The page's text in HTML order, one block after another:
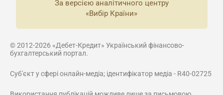
За версією аналітичного центру
«Вибір Країни»
© 2012-2026 «Дебет-Кредит» Український фінансово-
бухгалтерський портал.
Суб'єкт у сфері онлайн-медіа; ідентифікатор медіа - R40-02725